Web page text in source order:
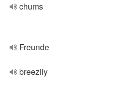
chums
Freunde
breezily